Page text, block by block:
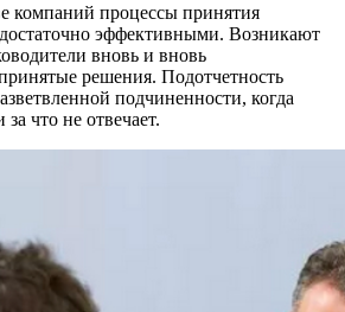
компаний процессы принятия
эффективными. Возникают
вновь и вновь
решения. Подотчетность
подчиненности, когда
что не отвечает.